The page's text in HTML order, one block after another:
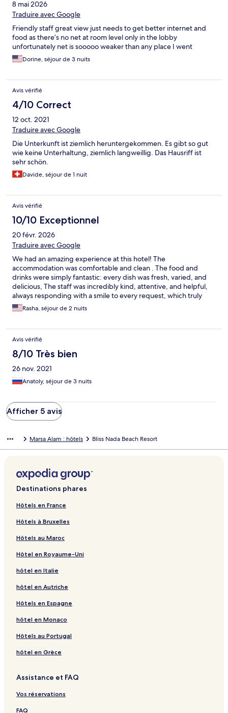
8 mai 2026
Traduire avec Google
Friendly staff great view just needs to get better internet and
food as there’s no net at room level only in the lobby
unfortunately net is sooooo weaker than any place I went
Dorine, séjour de 3 nuits
Avis vérifié
4/10 Correct
12 oct. 2021
Traduire avec Google
Die Unterkunft ist ziemlich heruntergekommen. Es gibt so gut
wie keine Unterhaltung, ziemlich langweillig. Das Hausriff ist
sehr schön.
Davide, séjour de 1 nuit
Avis vérifié
10/10 Exceptionnel
20 févr. 2026
Traduire avec Google
We had an amazing experience at this hotel! The
accommodation was comfortable and clean . The food and
drinks were simply fantastic: every dish was fresh, varied, and
delicious, The staff was incredibly kind, attentive, and helpful,
always responding with a smile to every request, which truly
made us feel at home. The pool was perfect for relaxing,
sunbathing, and a refreshing swim, leaving us completely
the comfort, hospitality, and entertaining programs combined
to make our vacation unforgettable. We will definitely return
Rasha, séjour de 2 nuits
Avis vérifié
8/10 Très bien
26 nov. 2021
Anatoly, séjour de 3 nuits
Afficher 5 avis
Marsa Alam : hôtels Bliss Nada Beach Resort
Destinations phares
Hôtels en France
Hôtels à Bruxelles
Hôtels au Maroc
Hôtel en Royaume-Uni
hôtel en Italie
hôtel en Autriche
Hôtels en Espagne
hôtel en Monaco
Hôtels au Portugal
hôtel en Grèce
Assistance et FAQ
Vos réservations
FAQ